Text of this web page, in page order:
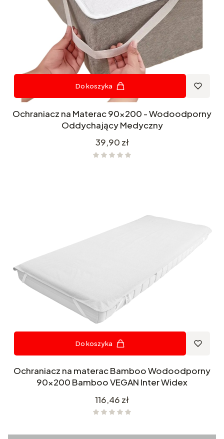
Do koszyka
Ochraniacz na Materac 90x200 - Wodoodporny
Oddychający Medyczny
Cena
39,90 zł
Do koszyka
Ochraniacz na materac Bamboo Wodoodporny
90x200 Bamboo VEGAN Inter Widex
Cena
116,46 zł